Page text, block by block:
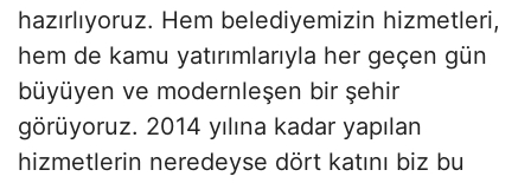
hazırlıyoruz. Hem belediyemizin hizmetleri,
hem de kamu yatırımlarıyla her geçen gün
büyüyen ve modernleşen bir şehir
görüyoruz. 2014 yılına kadar yapılan
hizmetlerin neredeyse dört katını biz bu